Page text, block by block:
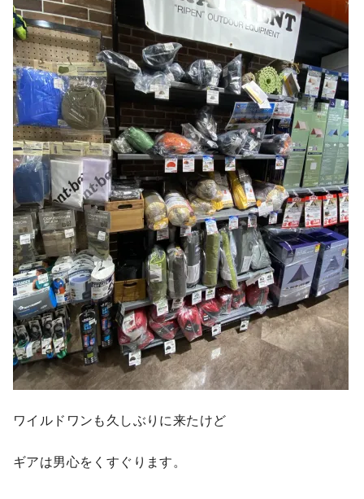
ワイルドワンも久しぶりに来たけど
ギアは男心をくすぐります。